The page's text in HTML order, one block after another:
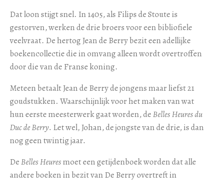
Dat loon stijgt snel. In 1405, als Filips de Stoute is
gestorven, werken de drie broers voor een bibliofiele
veelvraat. De hertog Jean de Berry bezit een adellijke
boekencollectie die in omvang alleen wordt overtroffen
door die van de Franse koning.
Meteen betaalt Jean de Berry de jongens maar liefst 21
goudstukken. Waarschijnlijk voor het maken van wat
hun eerste meesterwerk gaat worden, deBelles Heures du
Duc de Berry. Let wel, Johan, de jongste van de drie, is dan
nog geen twintig jaar.
DeBelles Heuresmoet een getijdenboek worden dat alle
andere boeken in bezit van De Berry overtreft in